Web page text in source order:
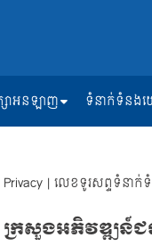
សាអនឡាញ ទំនាក់ទំនង
Privacy | លេខទូរសព្ទទំនាក់
ក្រសួងអភិវឌ្ឍន៍